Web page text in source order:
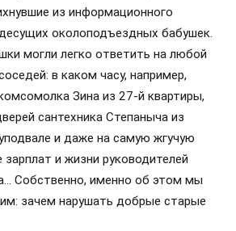
из информационного
околоподъездных бабушек.
могли легко ответить на любой
в каком часу, например,
Зина из 27-й квартиры,
сантехника Степаныча из
и даже на самую жгучую
и жизни руководителей
Собственно, именно об этом мы
зачем нарушать добрые старые